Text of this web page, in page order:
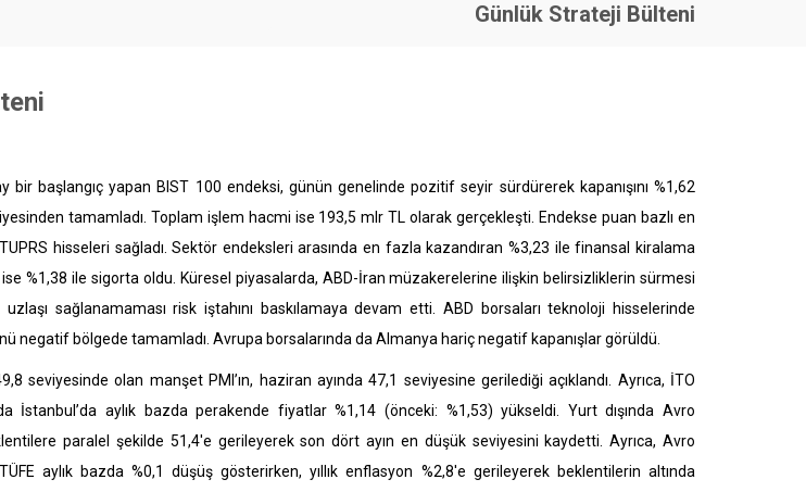
Günlük Strateji Bülteni
bir başlangıç yapan BIST 100 endeksi, günün genelinde pozitif seyir sürdürerek kapanışını %1,62
tamamladı. Toplam işlem hacmi ise 193,5 mlr TL olarak gerçekleşti. Endekse puan bazlı en
hisseleri sağladı. Sektör endeksleri arasında en fazla kazandıran %3,23 ile finansal kiralama
%1,38 ile sigorta oldu. Küresel piyasalarda, ABD-İran müzakerelerine ilişkin belirsizliklerin sürmesi
sağlanamaması risk iştahını baskılamaya devam etti. ABD borsaları teknoloji hisselerinde
negatif bölgede tamamladı. Avrupa borsalarında da Almanya hariç negatif kapanışlar görüldü.
seviyesinde olan manşet PMI’ın, haziran ayında 47,1 seviyesine gerilediği açıklandı. Ayrıca, İTO
İstanbul’da aylık bazda perakende fiyatlar %1,14 (önceki: %1,53) yükseldi. Yurt dışında Avro
paralel şekilde 51,4'e gerileyerek son dört ayın en düşük seviyesini kaydetti. Ayrıca, Avro
aylık bazda %0,1 düşüş gösterirken, yıllık enflasyon %2,8'e gerileyerek beklentilerin altında